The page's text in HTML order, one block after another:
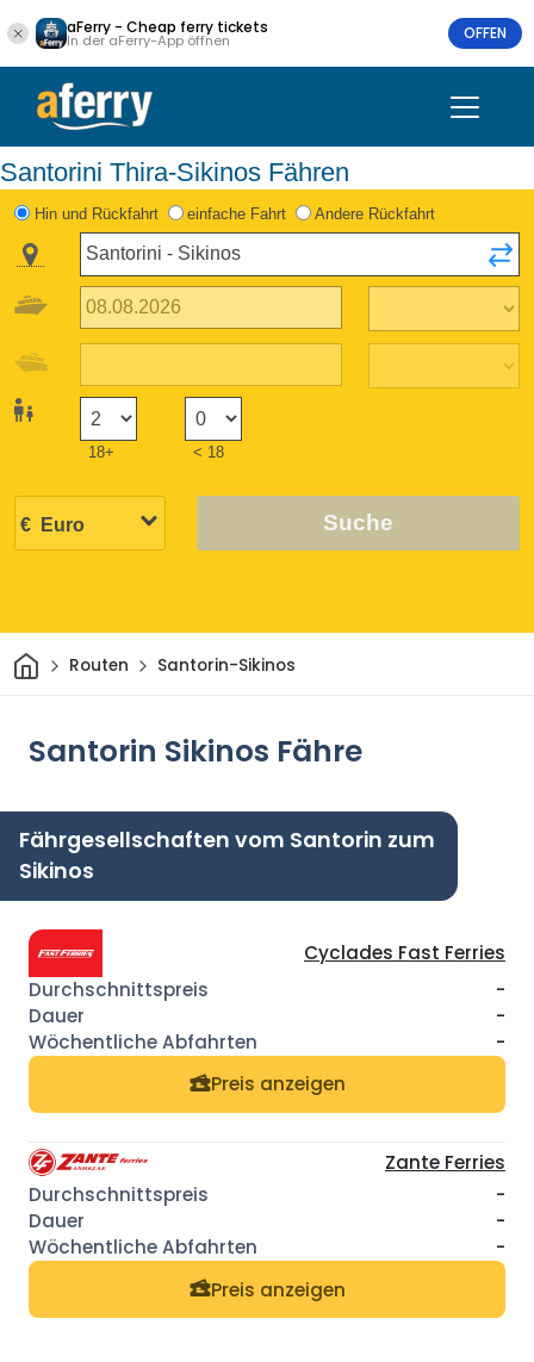
aFerry - Cheap ferry tickets
In der aFerry-App öffnen OFFEN
Santorini Thira-Sikinos Fähren
Hin und Rückfahrt einfache Fahrt Andere Rückfahrt
18+ < 18
Suche
HeimRouten Santorin-Sikinos
Santorin Sikinos Fähre
Fährgesellschaften vom Santorin zum
Sikinos
Cyclades Fast Ferries
-
-
-
Preis anzeigen
Zante Ferries
-
-
-
Preis anzeigen